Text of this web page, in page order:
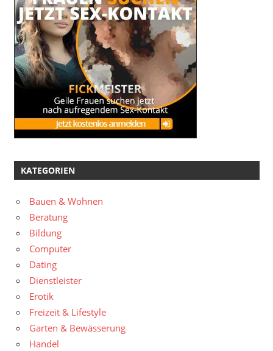
KATEGORIEN
Bauen & Wohnen
Beratung
Bildung
Computer
Dating
Dienstleister
Erotik
Freizeit & Lifestyle
Garten & Bewässerung
Handel